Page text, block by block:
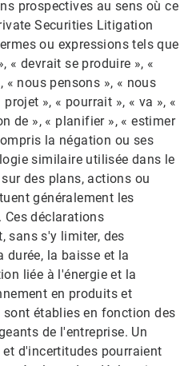
prospectives au sens où ce
Securities Litigation
ou expressions tels que
« devrait se produire », «
« nous pensons », « nous
», « pourrait », « va », «
de », « planifier », « estimer
la négation ou ses
similaire utilisée dans le
des plans, actions ou
généralement les
déclarations
sans s'y limiter, des
la baisse et la
liée à l'énergie et la
en produits et
établies en fonction des
de l'entreprise. Un
d'incertitudes pourraient